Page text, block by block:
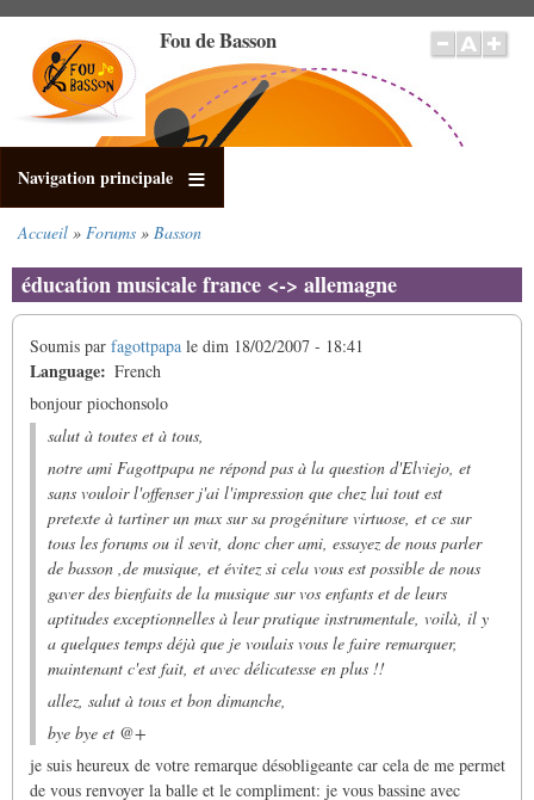
contenu
principal
Fou de Basson
Navigation principale
d'Ariane
Accueil Forums Basson
éducation musicale france <-> allemagne
Soumis par fagottpapa le dim 18/02/2007 - 18:41
Language
French
bonjour piochonsolo
salut à toutes et à tous,
notre ami Fagottpapa ne répond pas à la question d'Elviejo, et
sans vouloir l'offenser j'ai l'impression que chez lui tout est
pretexte à tartiner un max sur sa progéniture virtuose, et ce sur
tous les forums ou il sevit, donc cher ami, essayez de nous parler
de basson ,de musique, et évitez si cela vous est possible de nous
gaver des bienfaits de la musique sur vos enfants et de leurs
aptitudes exceptionnelles à leur pratique instrumentale, voilà, il y
a quelques temps déjà que je voulais vous le faire remarquer,
maintenant c'est fait, et avec délicatesse en plus !!
allez, salut à tous et bon dimanche,
bye bye et @+
je suis heureux de votre remarque désobligeante car cela de me permet
de vous renvoyer la balle et le compliment: je vous bassine avec